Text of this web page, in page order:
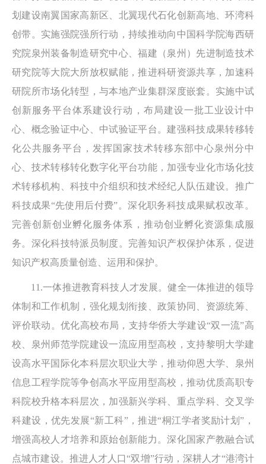
划建设南翼国家高新区、北翼现代石化创新高地、环湾科
创带。实施强院强所行动，持续推动向中国科学院海西研
究院泉州装备制造研究中心、福建（泉州）先进制造技术
研究院等大院大所放权赋能，推进科研资源共享，加速科
研院所市场化转型，与本地产业集群深度嵌套。实施中试
创新服务平台体系建设行动，布局建设一批工业设计中
心、概念验证中心、中试验证平台。建强科技成果转移转
化公共服务平台，发挥国家技术转移东部中心泉州分中
心、技术转移转化数字化平台功能，加强专业化市场化技
术转移机构、科技中介组织和技术经纪人队伍建设。推广
科技成果“先使用后付费”。深化职务科技成果赋权改革。
完善创新创业孵化服务体系，推动创业孵化资源集成服
务。深化科技特派员制度。完善知识产权保护体系，促进
知识产权高质量创造、运用和保护。
11.一体推进教育科技人才发展。健全一体推进的领导
体制和工作机制，强化规划衔接、政策协同、资源统筹、
评价联动。优化高校布局，支持华侨大学建设“双一流”高
校、泉州师范学院建设一流应用型高校，支持黎明大学建
设高水平国际化本科层次职业大学，推动仰恩大学、泉州
信息工程学院等争创高水平应用型高校，推动优质高职专
科院校升格本科层次，加强新兴学科、重点学科、交叉学
科建设，优先发展“新工科”，推进“桐江学者奖励计划”，
增强高校人才培养和原始创新能力。深化国家产教融合试
点城市建设。推进人才人口“双增”行动，深耕人才“港湾计